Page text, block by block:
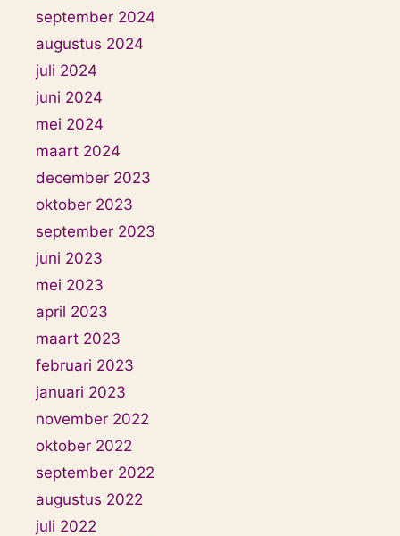
september 2024
augustus 2024
juli 2024
juni 2024
mei 2024
maart 2024
december 2023
oktober 2023
september 2023
juni 2023
mei 2023
april 2023
maart 2023
februari 2023
januari 2023
november 2022
oktober 2022
september 2022
augustus 2022
juli 2022